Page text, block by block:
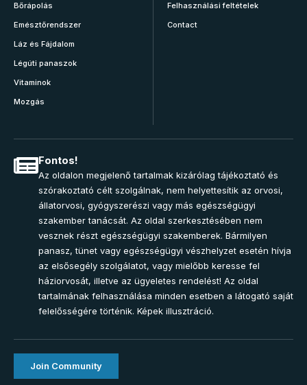
Bőrápolás
Emésztőrendszer
Láz és Fájdalom
Légúti panaszok
Vitaminok
Mozgás
Felhasználási feltételek
Contact
Fontos!
Az oldalon megjelenő tartalmak kizárólag tájékoztató és
szórakoztató célt szolgálnak, nem helyettesítik az orvosi,
állatorvosi, gyógyszerészi vagy más egészségügyi
szakember tanácsát. Az oldal szerkesztésében nem
vesznek részt egészségügyi szakemberek. Bármilyen
panasz, tünet vagy egészségügyi vészhelyzet esetén hívja
az elsősegély szolgálatot, vagy mielőbb keresse fel
háziorvosát, illetve az ügyeletes rendelést! Az oldal
tartalmának felhasználása minden esetben a látogató saját
felelősségére történik. Képek illusztráció.
Join Community